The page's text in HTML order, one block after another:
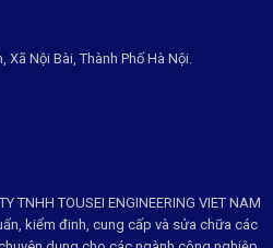
Nội Bài, Thành Phố Hà Nội.
TNHH TOUSEI ENGINEERING VIET NAM
kiểm đinh, cung cấp và sửa chữa các